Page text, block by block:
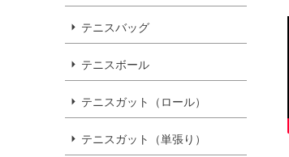
テニスバッグ
テニスボール
テニスガット（ロール）
テニスガット（単張り）